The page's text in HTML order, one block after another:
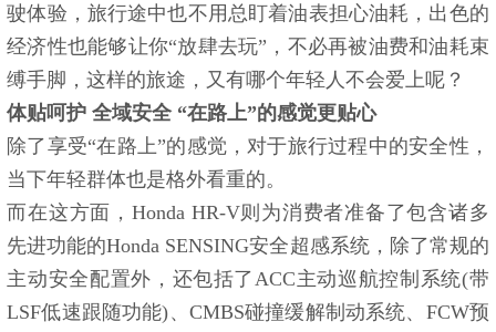
驶体验，旅行途中也不用总盯着油表担心油耗，出色的
经济性也能够让你“放肆去玩”，不必再被油费和油耗束
缚手脚，这样的旅途，又有哪个年轻人不会爱上呢？
体贴呵护 全域安全 “在路上”的感觉更贴心
除了享受“在路上”的感觉，对于旅行过程中的安全性，
当下年轻群体也是格外看重的。
而在这方面，Honda HR-V则为消费者准备了包含诸多
先进功能的Honda SENSING安全超感系统，除了常规的
主动安全配置外，还包括了ACC主动巡航控制系统(带
LSF低速跟随功能)、CMBS碰撞缓解制动系统、FCW预